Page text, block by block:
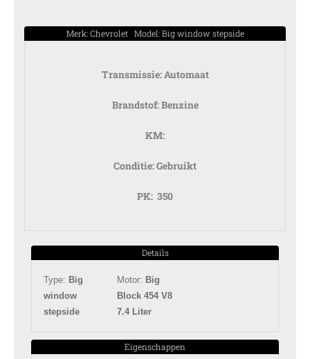
Merk: Chevrolet Model: Big window stepside
Transmissie: Automaat
Brandstof:Benzine
KM:
Conditie:Gebruikt
PK: 350
Details
Type: Big
window
stepside
Motor: Big
Block 454 V8
7.4 Liter
Eigenschappen